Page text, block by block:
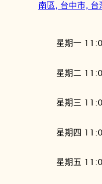
南區, 台中市, 台
星期一
星期二
星期三
星期四
星期五